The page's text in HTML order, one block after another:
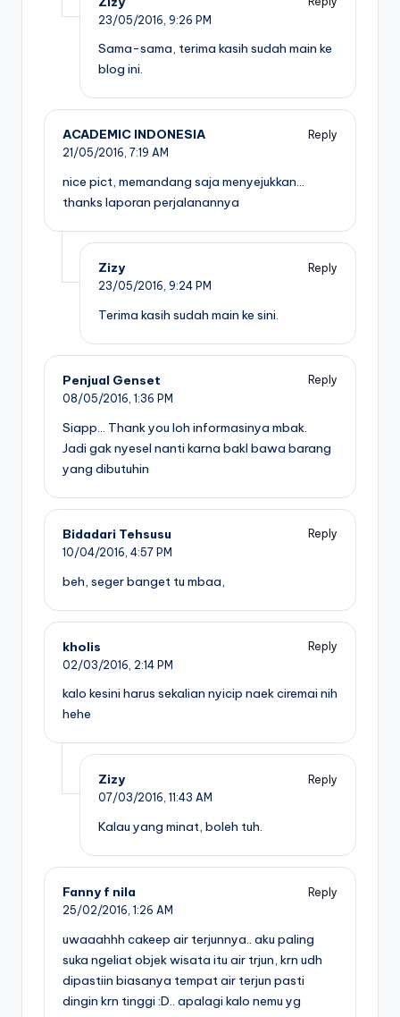
23/05/2016, 9:26 PM
Sama-sama, terima kasih sudah main ke
blog ini.
ACADEMIC INDONESIA
Reply
21/05/2016, 7:19 AM
nice pict, memandang saja menyejukkan…
thanks laporan perjalanannya
Zizy
Reply
23/05/2016, 9:24 PM
Terima kasih sudah main ke sini.
Penjual Genset
Reply
08/05/2016, 1:36 PM
Siapp… Thank you loh informasinya mbak.
Jadi gak nyesel nanti karna bakl bawa barang
yang dibutuhin
Bidadari Tehsusu
Reply
10/04/2016, 4:57 PM
beh, seger banget tu mbaa,
kholis
Reply
02/03/2016, 2:14 PM
kalo kesini harus sekalian nyicip naek ciremai nih
hehe
Zizy
Reply
07/03/2016, 11:43 AM
Kalau yang minat, boleh tuh.
Fanny f nila
Reply
25/02/2016, 1:26 AM
uwaaahhh cakeep air terjunnya.. aku paling
suka ngeliat objek wisata itu air trjun, krn udh
dipastiin biasanya tempat air terjun pasti
dingin krn tinggi :D.. apalagi kalo nemu yg